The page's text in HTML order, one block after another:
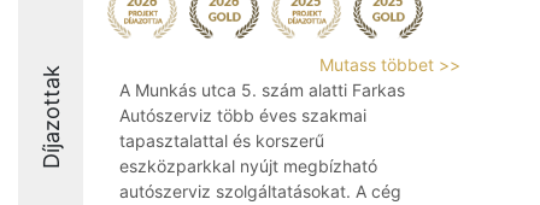
Díjazottak
Mutass többet >>
A Munkás utca 5. szám alatti Farkas
Autószerviz több éves szakmai
tapasztalattal és korszerű
eszközparkkal nyújt megbízható
autószerviz szolgáltatásokat. A cég